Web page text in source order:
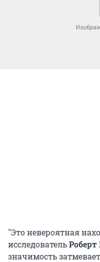
"Это невероятная
исследовательРоберт
значимость